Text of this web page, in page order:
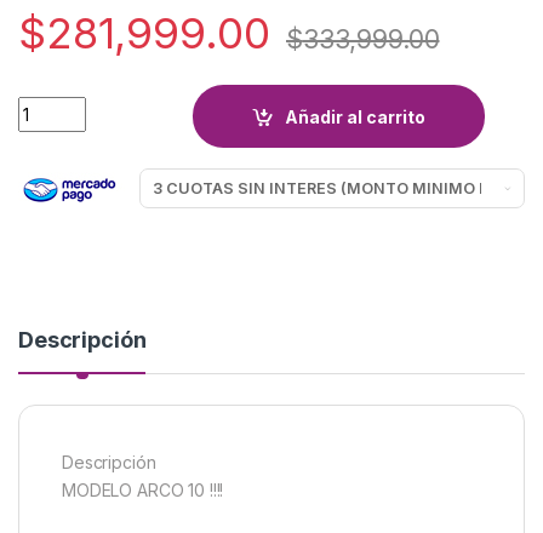
$281,999.00 $333,999.00
PILETA LONA SOL DE VERANO ARCO 10 quantity
Añadir al carrito
Descripción
Descripción
MODELO ARCO 10 !!!!